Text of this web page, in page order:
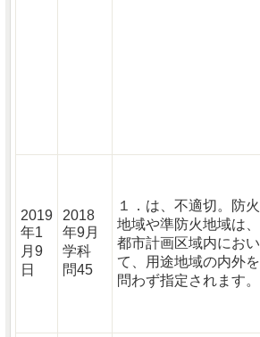
2019
年1
月9
日
2018
年9月
学科
問45
１．は、不適切。防火
地域や準防火地域は、
都市計画区域内におい
て、用途地域の内外を
問わず指定されます。